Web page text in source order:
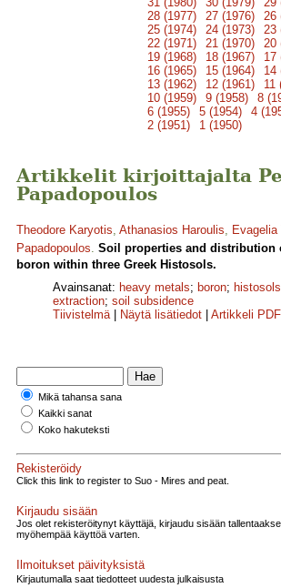
28 (1977)
27 (1976)
26
25 (1974)
24 (1973)
23
22 (1971)
21 (1970)
20
19 (1968)
18 (1967)
17
16 (1965)
15 (1964)
14
13 (1962)
12 (1961)
11
10 (1959)
9 (1958) 8
6 (1955)
5 (1954) 4
2 (1951)
1 (1950)
Artikkelit kirjoittajalta
Papadopoulos
Theodore Karyotis, Athanasios Haroulis, Evagelia
Papadopoulos. Soil properties and distribution
boron within three Greek Histosols.
Avainsanat: heavy metals; boron; histosols
extraction; soil subsidence
Tiivistelmä| Näytä lisätiedot Artikkeli
Mikä tahansa sana
Kaikki sanat
Koko hakuteksti
Rekisteröidy
Click this link to register to Suo - Mires and peat.
Kirjaudu sisään
Jos olet rekisteröitynyt käyttäjä, kirjaudu sisään
myöhempää käyttöä varten.
Ilmoitukset päivityksistä
Kirjautumalla saat tiedotteet uudesta julkaisusta